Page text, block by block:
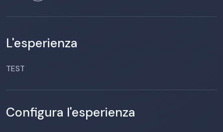
L'esperienza
TEST
Configura l'esperienza